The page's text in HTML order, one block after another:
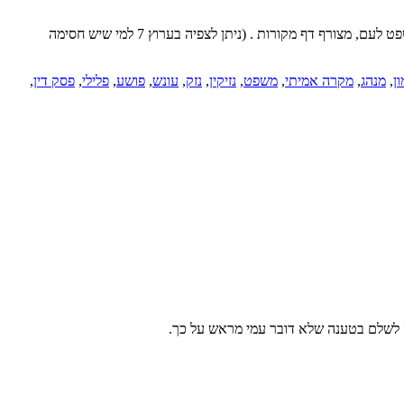
יחידת הפיתוח של המכון הפיקה סרטון חדש העוסק בדיני נזיקין השייכת לתאונת דרכים. בסרטון מוצגת הדילמה ופסק הדין שניתן בבית הדין של מכון משפט לעם, מצורף דף מקורות . (ניתן לצפיה בערוץ 7 למי שיש חסימה
, מנהג, מקרה אמיתי, משפט, נזיקין, נזק, עונש, פושע, פלילי, פסק דין,
לשלם בטענה שלא דובר עמי מראש על כך.